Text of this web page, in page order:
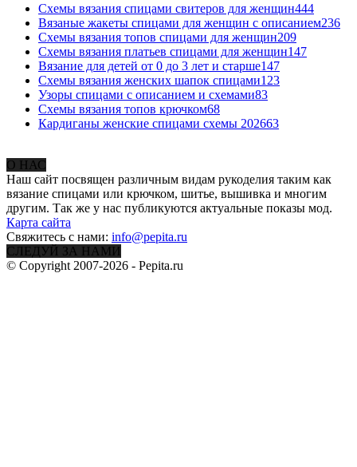
Схемы вязания спицами свитеров для женщин444
Вязаные жакеты спицами для женщин с описанием236
Схемы вязания топов спицами для женщин209
Схемы вязания платьев спицами для женщин147
Вязание для детей от 0 до 3 лет и старше147
Схемы вязания женских шапок спицами123
Узоры спицами с описанием и схемами83
Схемы вязания топов крючком68
Кардиганы женские спицами схемы 202663
О НАС
Наш сайт посвящен различным видам рукоделия таким как
вязание спицами или крючком, шитье, вышивка и многим
другим. Так же у нас публикуются актуальные показы мод.
Карта сайта
Свяжитесь с нами: info@pepita.ru
СЛЕДУЙ ЗА НАМИ
© Copyright 2007-2026 - Pepita.ru